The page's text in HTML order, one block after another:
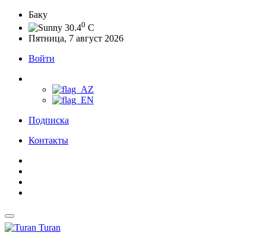
Баку
30.40 C
Пятница, 7 август 2026
Войти
Подписка
Контакты
Turan